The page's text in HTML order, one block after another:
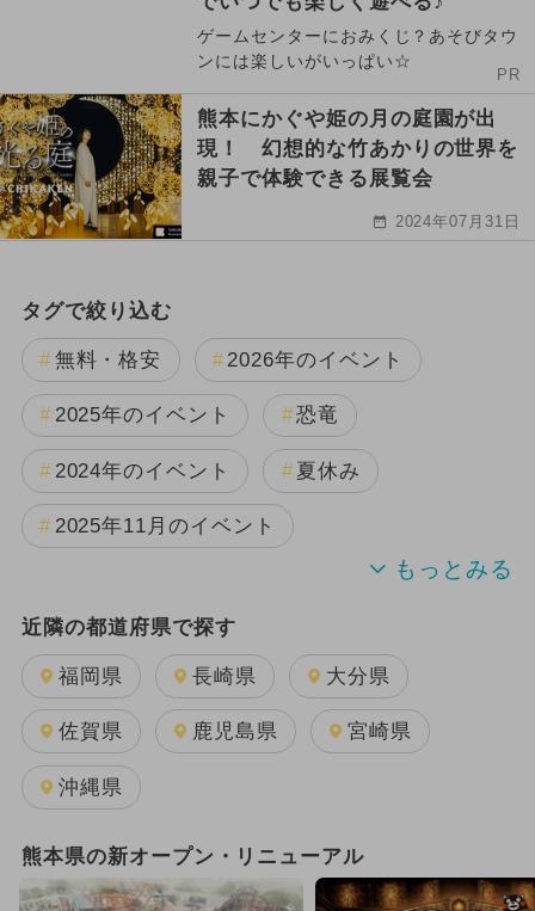
ゲームセンターにおみくじ？あそびタウ
ンには楽しいがいっぱい☆
PR
熊本にかぐや姫の月の庭園が出
現！ 幻想的な竹あかりの世界を
親子で体験できる展覧会
2024年07月31日
タグで絞り込む
無料・格安 2026年のイベント
2025年のイベント 恐竜
2024年のイベント 夏休み
2025年11月のイベント
2025年7月のイベント
2025年8月のイベント
2024年7月のイベント
2025年12月のイベント
2025年5月のイベント
近隣の都道府県で探す
福岡県 長崎県 大分県
佐賀県 鹿児島県 宮崎県
沖縄県
熊本県の新オープン・リニューアル